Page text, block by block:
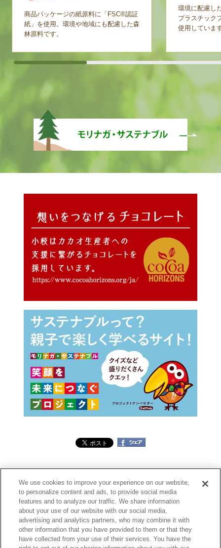
商品パッケージの紙原料に「FSC®認証
紙」を使用。環境や地域にも配慮した森
林原料です。
環境に配慮し
プラスチック
使用していま
We use cookies to improve your experience on our website,
to personalize content and ads, to provide social media
features and to analyze our traffic. We share information
about your use of our website with our social media,
advertising and analytics partners, who may combine it with
other information that you have provided to them or that they
have collected from your use of their services. You have the